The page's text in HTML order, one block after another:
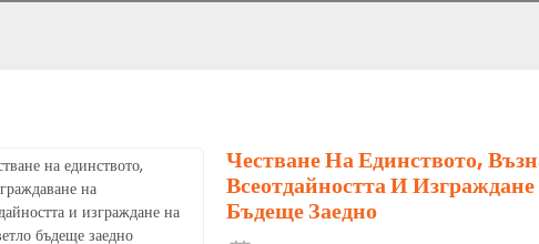
Честване На Единството,
Всеотдайността И
Бъдеще Заедно